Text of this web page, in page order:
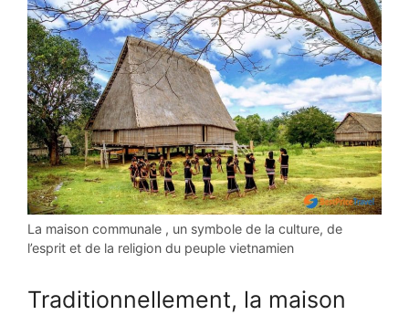
La maison communale , un symbole de la culture, de
l’esprit et de la religion du peuple vietnamien
Traditionnellement, la maison